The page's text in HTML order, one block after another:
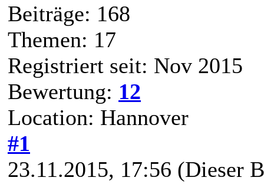
Beiträge: 168
Themen: 17
Registriert seit: Nov 2015
Bewertung: 12
Location: Hannover
#1
23.11.2015, 17:56 (Dieser